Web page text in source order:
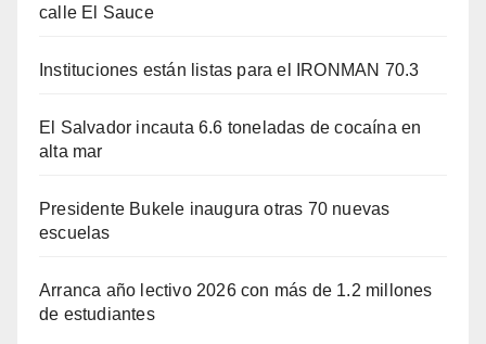
calle El Sauce
Instituciones están listas para el IRONMAN 70.3
El Salvador incauta 6.6 toneladas de cocaína en
alta mar
Presidente Bukele inaugura otras 70 nuevas
escuelas
Arranca año lectivo 2026 con más de 1.2 millones
de estudiantes